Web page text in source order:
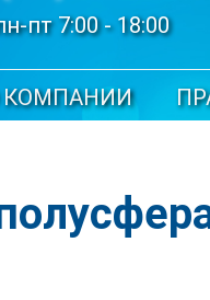
пт 7:00 - 18:00
КОМПАНИИ